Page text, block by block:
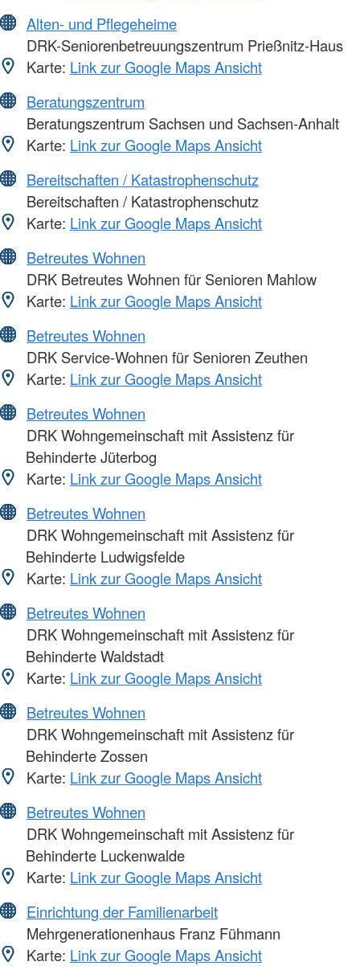
Alten- und Pflegeheime
DRK-Seniorenbetreuungszentrum Prießnitz-Haus
Karte: Link zur Google Maps Ansicht
Beratungszentrum
Beratungszentrum Sachsen und Sachsen-Anhalt
Karte: Link zur Google Maps Ansicht
Bereitschaften / Katastrophenschutz
Bereitschaften / Katastrophenschutz
Karte: Link zur Google Maps Ansicht
Betreutes Wohnen
DRK Betreutes Wohnen für Senioren Mahlow
Karte: Link zur Google Maps Ansicht
Betreutes Wohnen
DRK Service-Wohnen für Senioren Zeuthen
Karte: Link zur Google Maps Ansicht
Betreutes Wohnen
DRK Wohngemeinschaft mit Assistenz für
Behinderte Jüterbog
Karte: Link zur Google Maps Ansicht
Betreutes Wohnen
DRK Wohngemeinschaft mit Assistenz für
Behinderte Ludwigsfelde
Karte: Link zur Google Maps Ansicht
Betreutes Wohnen
DRK Wohngemeinschaft mit Assistenz für
Behinderte Waldstadt
Karte: Link zur Google Maps Ansicht
Betreutes Wohnen
DRK Wohngemeinschaft mit Assistenz für
Behinderte Zossen
Karte: Link zur Google Maps Ansicht
Betreutes Wohnen
DRK Wohngemeinschaft mit Assistenz für
Behinderte Luckenwalde
Karte: Link zur Google Maps Ansicht
Einrichtung der Familienarbeit
Mehrgenerationenhaus Franz Fühmann
Karte: Link zur Google Maps Ansicht